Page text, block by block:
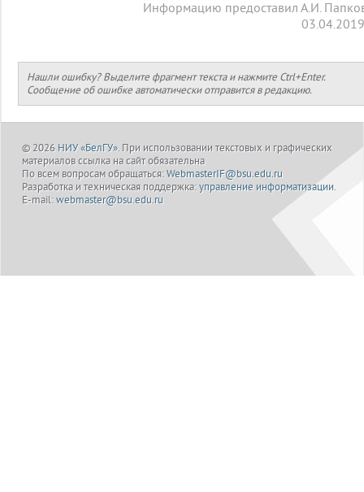
Информацию предоставил А.И.
Нашли ошибку? Выделите фрагмент текста и нажмите Ctrl+Enter.
Сообщение об ошибке автоматически отправится в редакцию.
© 2026 НИУ «БелГУ». При использовании текстовых и графических
материалов ссылка на сайт обязательна
По всем вопросам обращаться: WebmasterIF@bsu.edu.ru
Разработка и техническая поддержка: управление информатизации.
E-mail: webmaster@bsu.edu.ru